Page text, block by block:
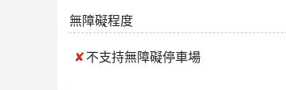
無障礙程度
不支持無障礙停車場